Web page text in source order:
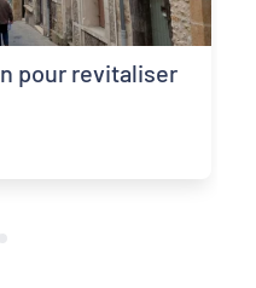
pour revitaliser